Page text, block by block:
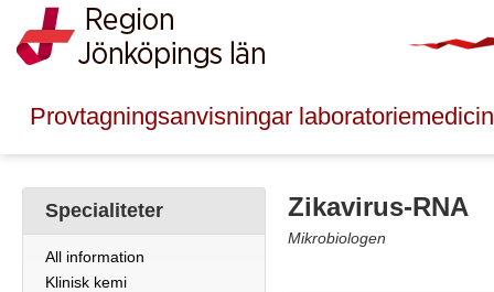
Provtagningsanvisningar laboratoriemedicin
Specialiteter
All information
Klinisk kemi
Zikavirus-RNA
Mikrobiologen